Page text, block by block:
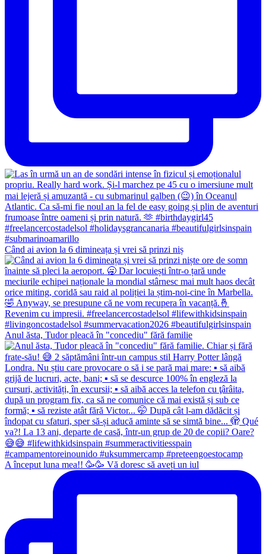
Când ai avion la 6 dimineața și vrei să prinzi niș
Anul ăsta, Tudor pleacă în "concediu" fără familie
A început luna mea!! 🥳🥳 Vă doresc să aveți un iul